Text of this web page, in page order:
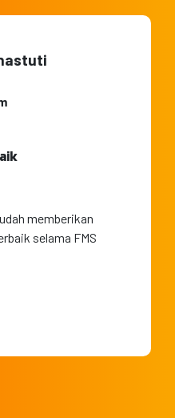
memberikan
selama FMS